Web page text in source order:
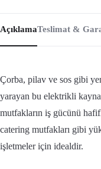
AçıklamaTeslimat &
Çorba, pilav ve sos gibi
yarayan bu elektrikli
mutfakların iş gücünü
catering mutfakları gibi
işletmeler için idealdir.